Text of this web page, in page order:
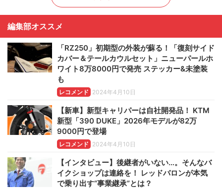
編集部オススメ
「RZ250」初期型の外装が蘇る！「復刻サイド
カバー＆テールカウルセット」ニューパールホ
ワイト8万8000円で発売 ステッカー&未塗装
も
レコメンド 2024年4月10日
【新車】新型キャリパーは自社開発品！ KTM
新型「390 DUKE」2026年モデルが82万
9000円で登場
レコメンド 2024年4月10日
【インタビュー】後継者がいない…。そんなバ
イクショップは連絡を！ レッドバロンが本気
で乗り出す“事業継承”とは？